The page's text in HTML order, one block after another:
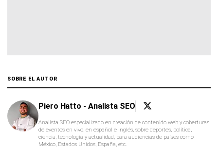
SOBRE EL AUTOR
Piero Hatto - Analista SEO
Analista SEO especializado en creación de contenido web y coberturas
de eventos en vivo, en español e inglés, sobre deportes, política,
ciencia, tecnología y actualidad, para audiencias de países como
México, Estados Unidos, España, etc.